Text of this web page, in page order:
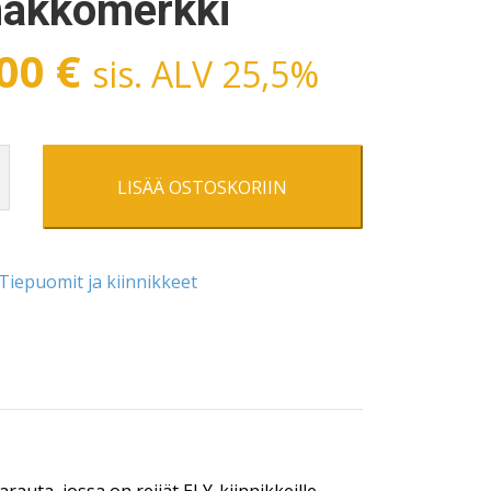
€ sis. ALV 25,5%
LISÄÄ OSTOSKORIIN
Tiepuomit ja kiinnikkeet